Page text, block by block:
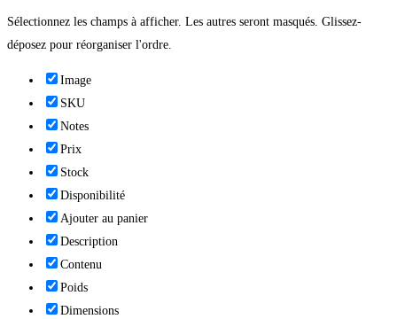
Sélectionnez les champs à afficher. Les autres seront masqués. Glissez-
déposez pour réorganiser l'ordre.
Image
SKU
Notes
Prix
Stock
Disponibilité
Ajouter au panier
Description
Contenu
Poids
Dimensions